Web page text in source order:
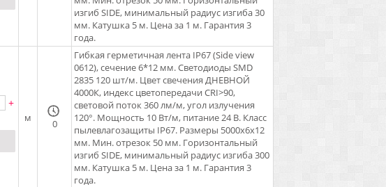
изгиб SIDE, минимальный радиус изгиба 30
мм. Катушка 5 м. Цена за 1 м. Гарантия 3
года.
+
м 0
Гибкая герметичная лента IP67 (Side view
0612), сечение 6*12 мм. Светодиоды SMD
2835 120 шт/м. Цвет свечения ДНЕВНОЙ
4000К, индекс цветопередачи CRI>90,
световой поток 360 лм/м, угол излучения
120°. Мощность 10 Вт/м, питание 24 В. Класс
пылевлагозащиты IP67. Размеры 5000x6x12
мм. Мин. отрезок 50 мм. Горизонтальный
изгиб SIDE, минимальный радиус изгиба 300
мм. Катушка 5 м. Цена за 1 м. Гарантия 3
года.